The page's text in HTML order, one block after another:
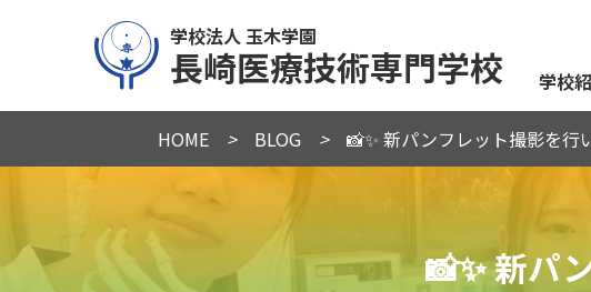
学校法人 玉木学園
長崎医療技術専門学校 学校
📸✨ 新パ
HOME > BLOG > 📸✨ 新パンフレット撮影を行